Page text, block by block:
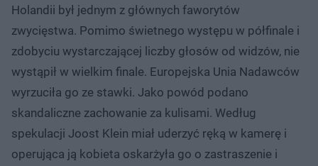
Holandii był jednym z głównych faworytów
zwycięstwa. Pomimo świetnego występu w półfinale i
zdobyciu wystarczającej liczby głosów od widzów, nie
wystąpił w wielkim finale. Europejska Unia Nadawców
wyrzuciła go ze stawki. Jako powód podano
skandaliczne zachowanie za kulisami. Według
spekulacji Joost Klein miał uderzyć ręką w kamerę i
operująca ją kobieta oskarżyła go o zastraszenie i